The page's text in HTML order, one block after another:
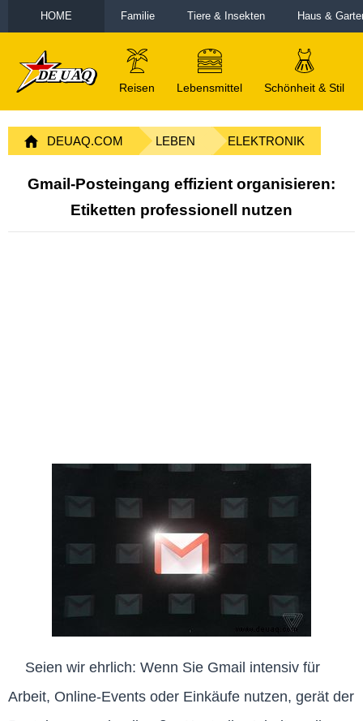
HOME Familie Tiere & Insekten Haus &
Reisen Lebensmittel Schönheit & Stil
DEUAQ.COM LEBEN ELEKTRONIK
Gmail-Posteingang effizient organisieren:
Etiketten professionell nutzen
Seien wir ehrlich: Wenn Sie Gmail intensiv für
Arbeit, Online-Events oder Einkäufe nutzen, gerät der